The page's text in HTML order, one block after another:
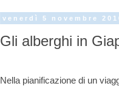
venerdì 5 novembre
Gli alberghi in
Nella pianificazione di un